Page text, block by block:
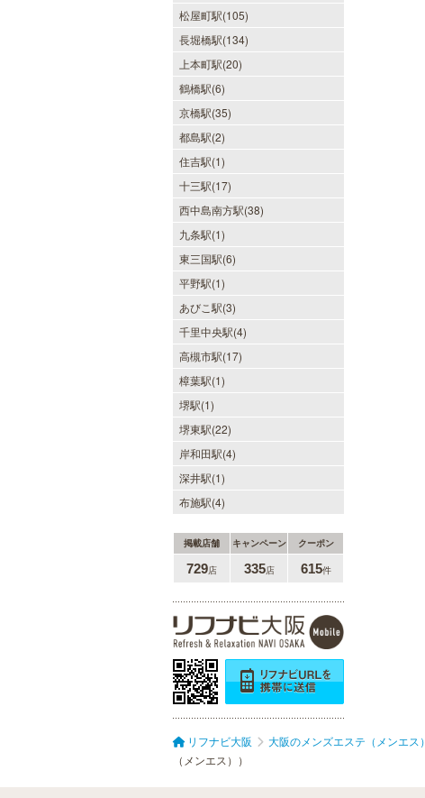
松屋町駅(105)
長堀橋駅(134)
上本町駅(20)
鶴橋駅(6)
京橋駅(35)
都島駅(2)
住吉駅(1)
十三駅(17)
西中島南方駅(38)
九条駅(1)
東三国駅(6)
平野駅(1)
あびこ駅(3)
千里中央駅(4)
高槻市駅(17)
樟葉駅(1)
堺駅(1)
堺東駅(22)
岸和田駅(4)
深井駅(1)
布施駅(4)
掲載店舗 キャンペーン クーポン
729店 335店 615件
リフナビ大阪 大阪のメンズエステ（メンエス）
（メンエス））